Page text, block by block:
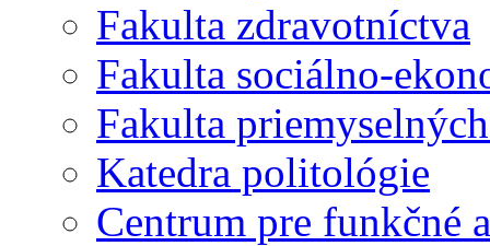
Fakulta zdravotníctva
Fakulta sociálno-
Fakulta
Katedra politológie
Centrum pre funkčné